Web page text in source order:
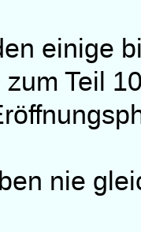
einige
Teil
nie